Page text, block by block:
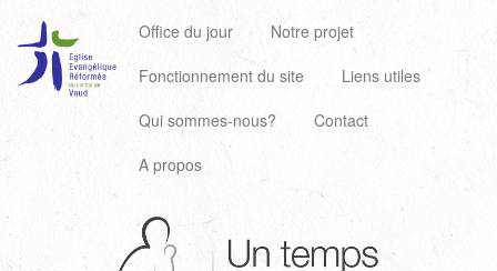
Office du jour
Notre projet
Fonctionnement du site
Liens utiles
Qui sommes-nous?
Contact
A propos